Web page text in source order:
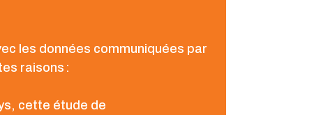
les données communiquées par
raisons :
cette étude de